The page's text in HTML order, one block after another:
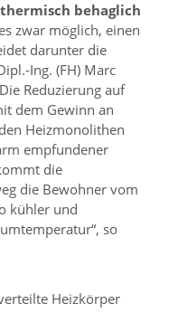
behaglich
zwar möglich, einen
darunter die
Ing. (FH) Marc
Reduzierung auf
dem Gewinn an
Heizmonolithen
empfundener
die
die Bewohner vom
kühler und
so
Heizkörper